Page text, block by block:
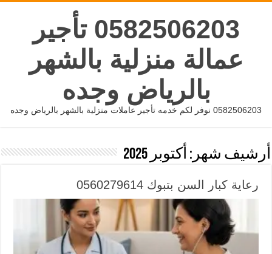
0582506203 تأجير
عمالة منزلية بالشهر
بالرياض وجده
0582506203 نوفر لكم خدمه تأجير عاملات منزلية بالشهر بالرياض وجده
أرشيف شهر: أكتوبر 2025
رعاية كبار السن بتبوك 0560279614